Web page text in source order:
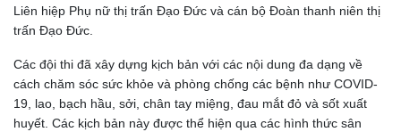
Liên hiệp Phụ nữ thị trấn Đạo Đức và cán bộ Đoàn thanh niên thị
trấn Đạo Đức.
Các đội thi đã xây dựng kịch bản với các nội dung đa dạng về
cách chăm sóc sức khỏe và phòng chống các bệnh như COVID-
19, lao, bạch hầu, sởi, chân tay miệng, đau mắt đỏ và sốt xuất
huyết. Các kịch bản này được thể hiện qua các hình thức sân